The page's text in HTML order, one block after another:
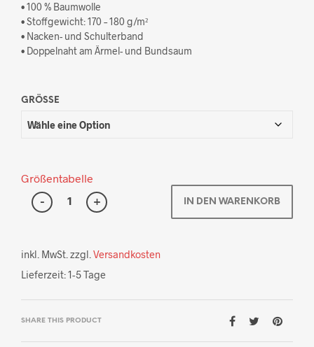
• 100 % Baumwolle
• Stoffgewicht: 170 – 180 g/m²
• Nacken- und Schulterband
• Doppelnaht am Ärmel- und Bundsaum
GRÖSSE
Größentabelle
IN DEN WARENKORB
inkl. MwSt.zzgl.Versandkosten
Lieferzeit:1-5 Tage
SHARE THIS PRODUCT